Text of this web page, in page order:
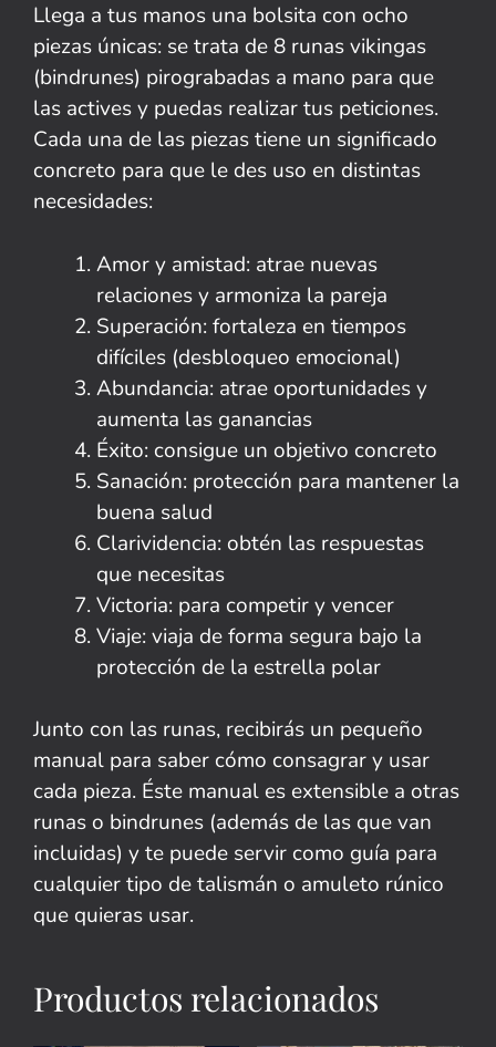
Llega a tus manos una bolsita con ocho
piezas únicas: se trata de 8 runas vikingas
(bindrunes) pirograbadas a mano para que
las actives y puedas realizar tus peticiones.
Cada una de las piezas tiene un significado
concreto para que le des uso en distintas
necesidades:
Amor y amistad: atrae nuevas
relaciones y armoniza la pareja
Superación: fortaleza en tiempos
difíciles (desbloqueo emocional)
Abundancia: atrae oportunidades y
aumenta las ganancias
Éxito: consigue un objetivo concreto
Sanación: protección para mantener la
buena salud
Clarividencia: obtén las respuestas
que necesitas
Victoria: para competir y vencer
Viaje: viaja de forma segura bajo la
protección de la estrella polar
Junto con las runas, recibirás un pequeño
manual para saber cómo consagrar y usar
cada pieza. Éste manual es extensible a otras
runas o bindrunes (además de las que van
incluidas) y te puede servir como guía para
cualquier tipo de talismán o amuleto rúnico
que quieras usar.
Productos relacionados